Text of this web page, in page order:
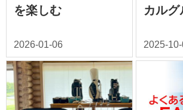
を楽しむ
カルグ